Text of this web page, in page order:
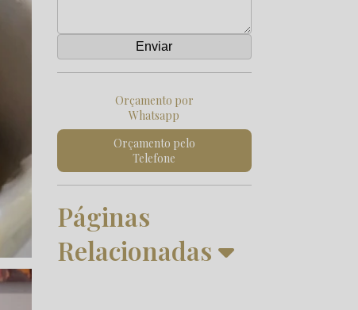
Orçamento por
Whatsapp
Orçamento pelo
Telefone
Páginas
Relacionadas